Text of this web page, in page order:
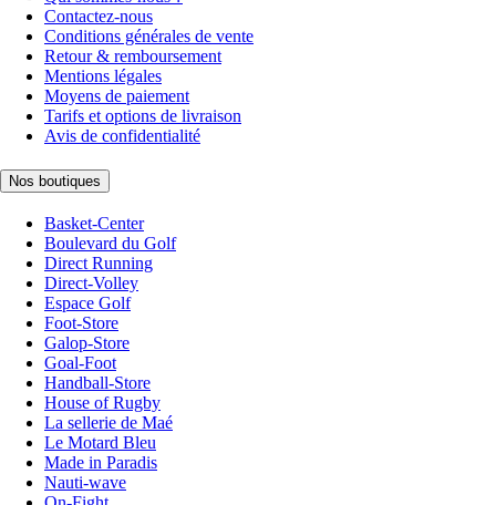
Contactez-nous
Conditions générales de vente
Retour & remboursement
Mentions légales
Moyens de paiement
Tarifs et options de livraison
Avis de confidentialité
Nos boutiques
Basket-Center
Boulevard du Golf
Direct Running
Direct-Volley
Espace Golf
Foot-Store
Galop-Store
Goal-Foot
Handball-Store
House of Rugby
La sellerie de Maé
Le Motard Bleu
Made in Paradis
Nauti-wave